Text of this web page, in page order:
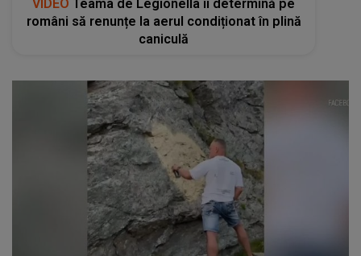
VIDEO Teama de Legionella îi determină pe
români să renunțe la aerul condiționat în plină
caniculă